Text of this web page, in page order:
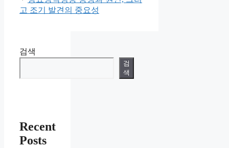
고 조기 발견의 중요성
검색
검
색
Recent
Posts